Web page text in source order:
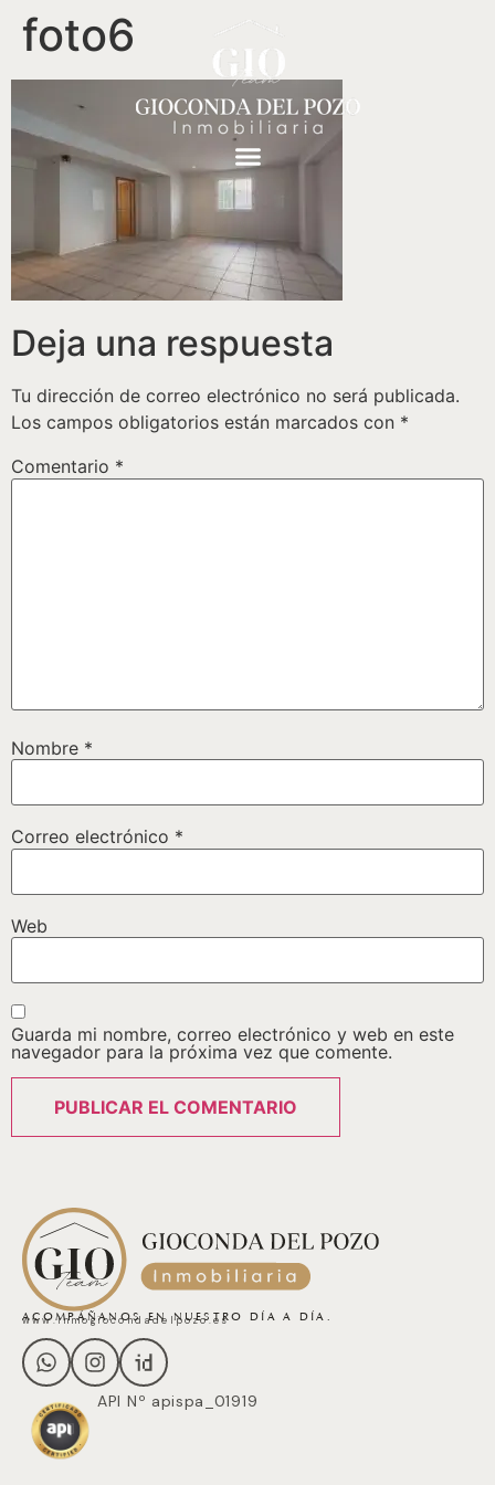
foto6
Deja una respuesta
Tu dirección de correo electrónico no será publicada.
Los campos obligatorios están marcados con *
Comentario *
Nombre *
Correo electrónico *
Web
Guarda mi nombre, correo electrónico y web en este
navegador para la próxima vez que comente.
ACOMPÁÑANOS EN NUESTRO DÍA A DÍA.
www.inmogiocondadelpozo.es
API Nº apispa_01919